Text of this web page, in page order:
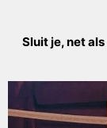
Sluit je, net